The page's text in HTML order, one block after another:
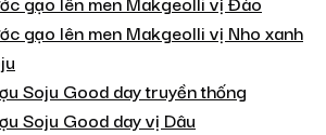
gạo lên men Makgeolli vị Nho xanh
Soju Good day truyền thống
Soju Good day vị Dâu